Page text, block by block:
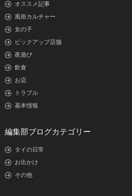
オススメ記事
風俗カルチャー
女の子
ピックアップ店舗
夜遊び
飲食
お店
トラブル
基本情報
編集部ブログカテゴリー
タイの日常
お出かけ
その他